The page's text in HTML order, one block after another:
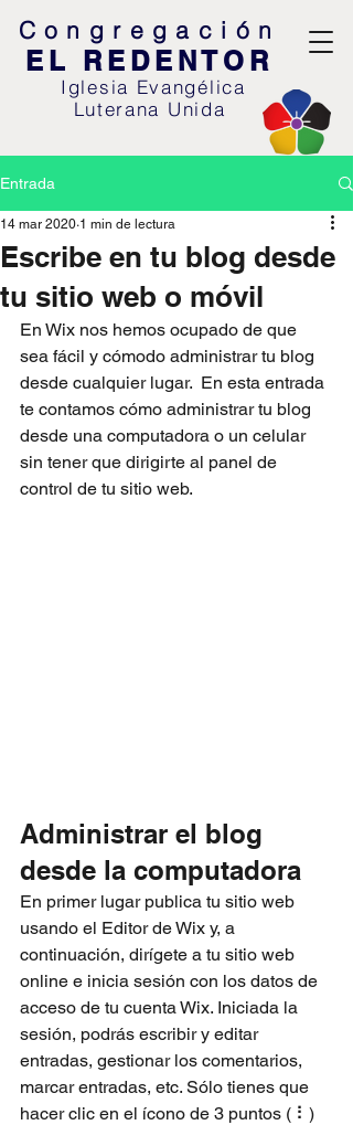
Congregació n
EL REDENTOR
Iglesia Evangélica
Luterana Unida
Entrada
Escribe en tu blog desde
tu sitio web o móvil
14 mar 2020 1 min de lectura
En Wix nos hemos ocupado de que
sea fácil y cómodo administrar tu blog
desde cualquier lugar.  En esta entrada
te contamos cómo administrar tu blog
desde una computadora o un celular
sin tener que dirigirte al panel de
control de tu sitio web.
Administrar el blog
desde la computadora
En primer lugar publica tu sitio web
usando el Editor de Wix y, a
continuación, dirígete a tu sitio web
online e inicia sesión con los datos de
acceso de tu cuenta Wix. Iniciada la
sesión, podrás escribir y editar
entradas, gestionar los comentarios,
marcar entradas, etc. Sólo tienes que
hacer clic en el ícono de 3 puntos ( ⠇)